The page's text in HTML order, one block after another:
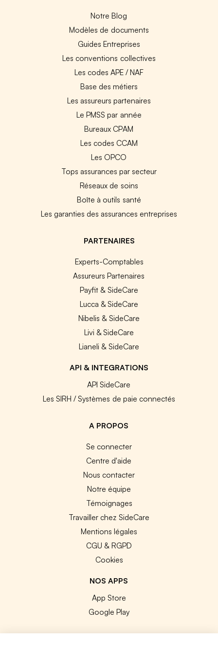
Notre Blog
Modèles de documents
Guides Entreprises
Les conventions collectives
Les codes APE / NAF
Base des métiers
Les assureurs partenaires
Le PMSS par année
Bureaux CPAM
Les codes CCAM
Les OPCO
Tops assurances par secteur
Réseaux de soins
Boîte à outils santé
Les garanties des assurances entreprises
PARTENAIRES
Experts-Comptables
Assureurs Partenaires
Payfit & SideCare
Lucca & SideCare
Nibelis & SideCare
Livi & SideCare
Lianeli & SideCare
API & INTEGRATIONS
API SideCare
Les SIRH / Systèmes de paie connectés
A PROPOS
Se connecter
Centre d'aide
Nous contacter
Notre équipe
Témoignages
Travailler chez SideCare
Mentions légales
CGU & RGPD
Cookies
NOS APPS
App Store
Google Play